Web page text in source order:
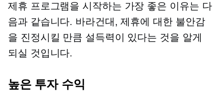
제휴 프로그램을 시작하는 가장 좋은 이유는 다
음과 같습니다. 바라건대, 제휴에 대한 불안감
을 진정시킬 만큼 설득력이 있다는 것을 알게
되실 것입니다.
높은 투자 수익